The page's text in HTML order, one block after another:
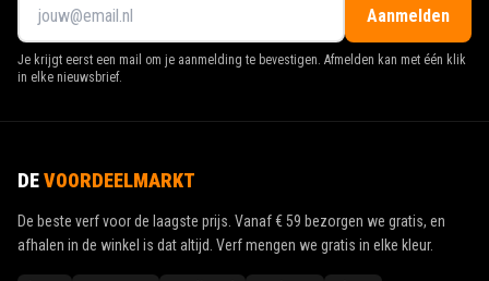
Aanmelden
Je krijgt eerst een mail om je aanmelding te bevestigen. Afmelden kan met één klik
in elke nieuwsbrief.
DEVOORDEELMARKT
De beste verf voor de laagste prijs. Vanaf€ 59 bezorgen we gratis, en
afhalen in de winkel is dat altijd. Verf mengen we gratis in elke kleur.